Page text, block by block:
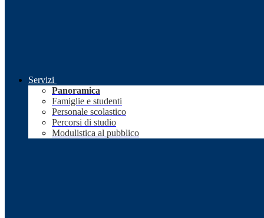
Servizi
Panoramica
Famiglie e studenti
Personale scolastico
Percorsi di studio
Modulistica al pubblico